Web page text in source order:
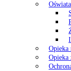
Oświata
Opieka
Opieka